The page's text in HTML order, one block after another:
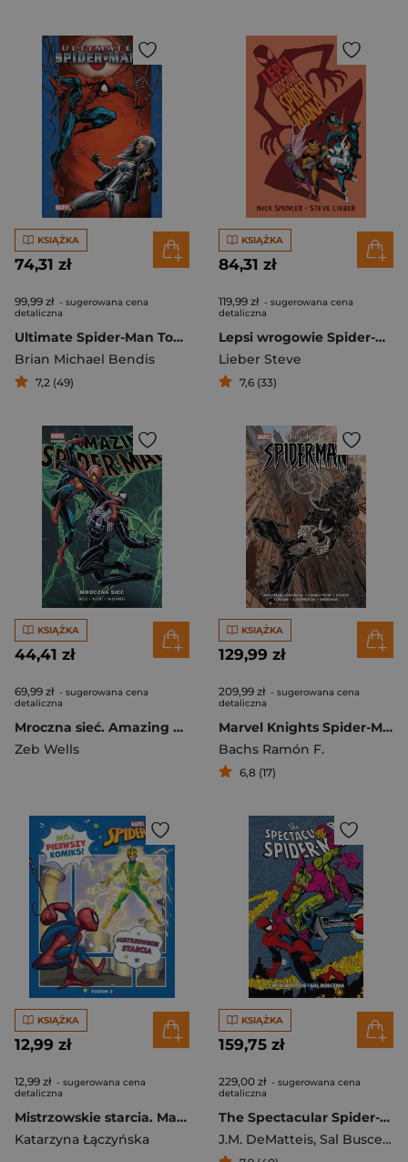
KSIĄŻKA
74,31 zł
99,99 zł - sugerowana cena
detaliczna
Ultimate Spider-Man Tom 8
Brian Michael Bendis
7,2 (49)
KSIĄŻKA
84,31 zł
119,99 zł - sugerowana cena
detaliczna
Lepsi wrogowie Spider-Mana
Lieber Steve
7,6 (33)
KSIĄŻKA
44,41 zł
69,99 zł - sugerowana cena
detaliczna
Mroczna sieć. Amazing Spider-Man. Tom 4
Zeb Wells
KSIĄŻKA
129,99 zł
209,99 zł - sugerowana cena
detaliczna
Marvel Knights Spider-Man Tom 2
Bachs Ramón F.
6,8 (17)
KSIĄŻKA
12,99 zł
12,99 zł - sugerowana cena
detaliczna
Mistrzowskie starcia. Marvel Spider-Man. Mój pierwszy komiks. Poziom 2
Katarzyna Łączyńska
KSIĄŻKA
159,75 zł
229,00 zł - sugerowana cena
detaliczna
The Spectacular Spider-Man
J.M. DeMatteis, Sal Buscema